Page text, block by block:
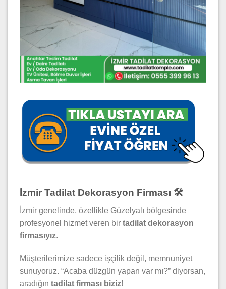
İzmir Tadilat Dekorasyon Firması 🛠️
İzmir genelinde, özellikle Güzelyalı bölgesinde
profesyonel hizmet veren bir tadilat dekorasyon
firmasıyız.
Müşterilerimize sadece işçilik değil, memnuniyet
sunuyoruz. “Acaba düzgün yapan var mı?” diyorsan,
aradığın tadilat firması biziz!